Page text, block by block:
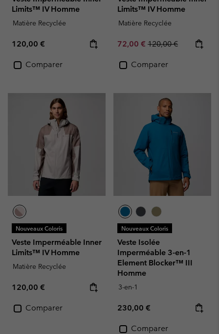
Limits™ IV Homme
Matière Recyclée
Regular price:
120,00 €
Comparer
Limits™ IV Homme
Matière Recyclée
Sale price:
72,00 € Regular price:
120,00 €
Comparer
Nouveaux Coloris
Veste Imperméable Inner
Limits™ IV Homme
Matière Recyclée
Regular price:
120,00 €
Comparer
Nouveaux Coloris
Veste Isolée
Imperméable 3-en-1
Element Blocker™ III
Homme
3-en-1
Regular price:
230,00 €
Comparer